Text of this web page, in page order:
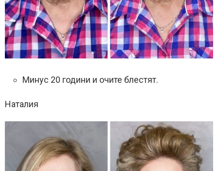
Минус 20 години и очите блестят.
Наталия